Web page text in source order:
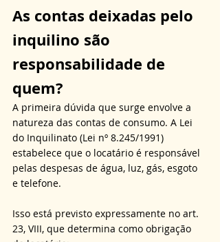
As contas deixadas pelo
inquilino são
responsabilidade de
quem?
A primeira dúvida que surge envolve a
natureza das contas de consumo. A Lei
do Inquilinato (Lei nº 8.245/1991)
estabelece que o locatário é responsável
pelas despesas de água, luz, gás, esgoto
e telefone.
Isso está previsto expressamente no art.
23, VIII, que determina como obrigação